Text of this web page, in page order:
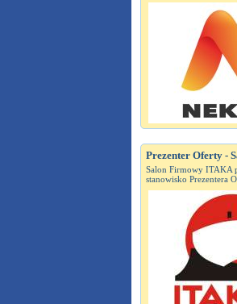
Prezenter Oferty -
Salon Firmowy ITAKA
stanowisko Prezentera